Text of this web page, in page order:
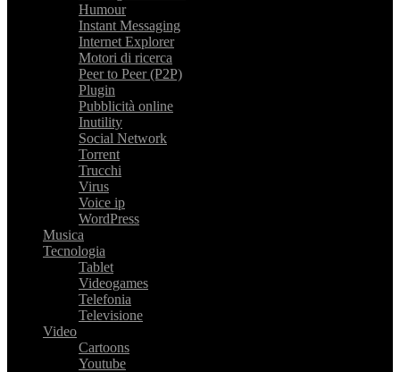
Humour
Instant Messaging
Internet Explorer
Motori di ricerca
Peer to Peer (P2P)
Plugin
Pubblicità online
Inutility
Social Network
Torrent
Trucchi
Virus
Voice ip
WordPress
Musica
Tecnologia
Tablet
Videogames
Telefonia
Televisione
Video
Cartoons
Youtube